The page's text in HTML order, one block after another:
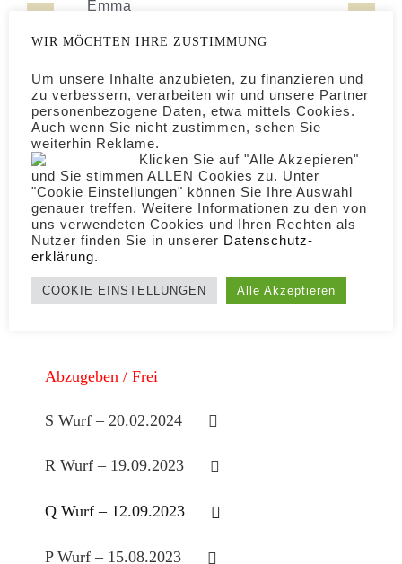
Hirschberger’s Emma
Es gefällt Dir? Bitte teilen.
Abzugeben / Frei
S Wurf – 20.02.2024
R Wurf – 19.09.2023
Q Wurf – 12.09.2023
P Wurf – 15.08.2023
WIR MÖCHTEN IHRE ZUSTIMMUNG
Um unsere Inhalte anzubieten, zu finanzieren und
zu verbessern, verarbeiten wir und unsere Partner
personenbezogene Daten, etwa mittels Cookies.
Auch wenn Sie nicht zustimmen, sehen Sie
weiterhin Reklame.
Klicken Sie auf "Alle Akzepieren"
und Sie stimmen ALLEN Cookies zu. Unter
"Cookie Einstellungen" können Sie Ihre Auswahl
genauer treffen. Weitere Informationen zu den von
uns verwendeten Cookies und Ihren Rechten als
Nutzer finden Sie in unserer Daten­schutz­
erklärung.
COOKIE EINSTELLUNGEN Alle Akzeptieren